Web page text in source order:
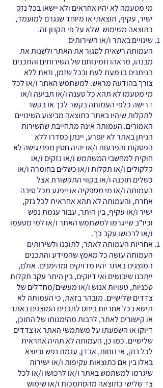
מי מטעמה לא יהיו אחראים ולא יישאו בכל נזק
ישיר, עקיף, תוצאתי או מיוחד שנגרם למועמד,
כתוצאה משימוש שלא על פי תקנון זה.
שינויים באתר ו/או השירותים
העמותה רשאית לסגור את האתר ולשנות את
מבנהו, מראהו וזמינותם של השירותים והתכנים
הניתנים בו מעת לעת ובכל שזמן, וזאת ללא
צורך בהודעה מראש. למשתמש האתר ו/או לכל
מי מטעמו לא תהא כל טענה ו/או תביעה ו/או
דרישה כלפי העמותה בקשר לכך או בקשר
לתקלות שיהיו באתר כתוצאה מביצוע השינויים
האמורים. העמותה אינה מתחייבת שהשירות
הניתן באתר לא יופרע, יינתן כסדרו ללא
הפסקות והפרעות ו/או יהיה חסין מפני גישה לא
חוקית למחשבי המשתמש ו/או נזקים ו/או
קלקולים ו/או תקלות ו/או כשלים בחומרה ו/או
כשלים תוכנה ו/או בקווי התקשורת אצל
העמותה ו/או מי מספקיה או ייפגע מכל סיבה
אחרת, והעמותה לא תהא אחראית לכל נזק,
ישיר ו/או עקיף, בין היתר, עבור עגמת נפש
וכיו"ב שייגרמו למשתמש האתר ו/או למי מטעמו
ו/או לרכושו עקב כך.
אחריות העמותה לאתר, לתוכנו ולשירותים
העמותה עושה כל מאמץ שהמידע והתכנים
המוצגים באתר יהיו מדויקים ומהימנים. אולם,
ייתכנו שיבושים ואי דיוקים, בין היתר עקב תקלות
טכניות, טעויות אנוש ו/או מעשים/מחדלים של
צדדים שלישיים. מובהר בזאת, כי העמותה לא
תישא בכל אחריות ביחס לתכנים המוצגים באתר
או קישורים לאתר, לרבות מהימנותו של התוכן,
דיוקו או השפעתו על משתמשי האתר או צדדים
שלישיים. כמו כן, העמותה לא תהיה אחראית
לכל נזק, אי נוחות, אבדן, עגמת נפש וכיוצא
באלו בין אם כתוצאות עקיפות ו/או ישירות
שיגרמו למשתמש באתר ו/או לרכושו ו/או לכל
צד שלישי כתוצאה מהסתמכות ו/או שימוש